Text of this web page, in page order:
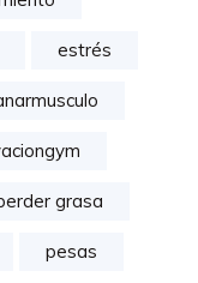
estrés
grasa
pesas